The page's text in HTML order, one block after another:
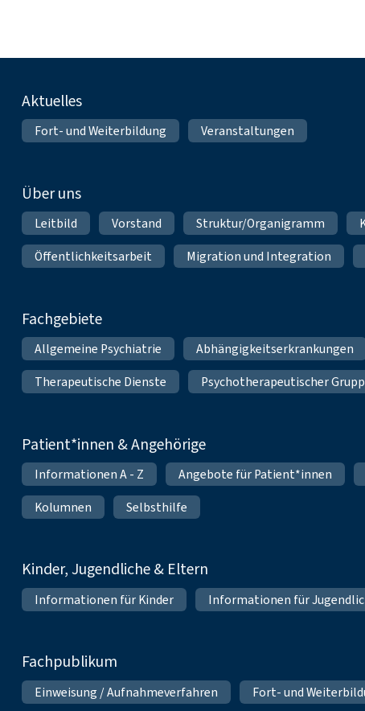
Fußnavigation
Aktuelles
Fort- und Weiterbildung Veranstaltungen
Über uns
Leitbild Vorstand Struktur/Organigramm
Öffentlichkeitsarbeit
Migration und Integration
Fachgebiete
Allgemeine Psychiatrie Abhängigkeitserkrankungen
Therapeutische Dienste
Psychotherapeutischer
Patient*innen & Angehörige
Informationen A - Z Angebote für Patient*innen
Kolumnen
Selbsthilfe
Kinder, Jugendliche & Eltern
Informationen für Kinder Informationen für
Fachpublikum
Einweisung / Aufnahmeverfahren Fort- und